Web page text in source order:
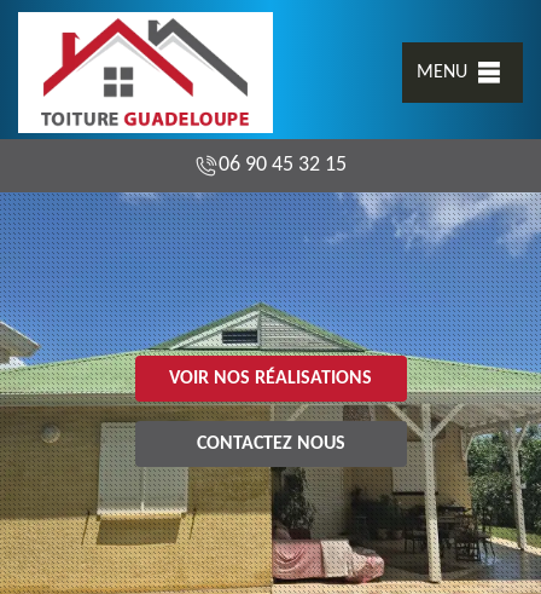
MENU
06 90 45 32 15
VOIR NOS RÉALISATIONS
CONTACTEZ NOUS